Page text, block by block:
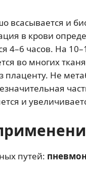
и
в крови
4–6 часов. На
во многих
плаценту. Не
и
путей: